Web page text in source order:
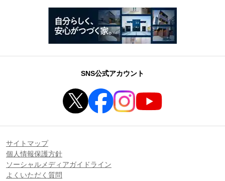
SNS公式アカウント
サイトマップ
個人情報保護方針
ソーシャルメディアガイドライン
よくいただく質問